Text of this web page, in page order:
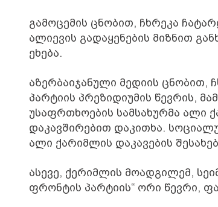
გამოცემის ცნობით, ჩხრეკა
ალიევის გადაყენების მიზნით
ეხება.
აზერბაიჯანული მედიის ცნობით,
პარტიის პრეზიდიუმის წევრის,
უსაფრთხოების სამსახურმა ალი
დაკავშირებით დაკითხა.
ალი ქარიმლის დაკავების
ასევე, ქერიმლის მოადგილემ,
ფრონტის პარტიის“ ორი წევრი,